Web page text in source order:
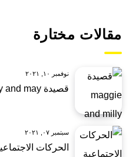
مقالات مختارة
نوفمبر ١٠, ٢٠٢١
قصيدة maggie and milly and molly and may
سبتمبر ٠٧, ٢٠٢١
الحركات